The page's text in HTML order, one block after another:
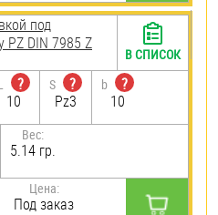
под
PZ DIN 7985 Z
?
10
S
?
Pz3
b
?
10
Вес:
5.14 гр.
Цена:
Под заказ
В СПИСОК